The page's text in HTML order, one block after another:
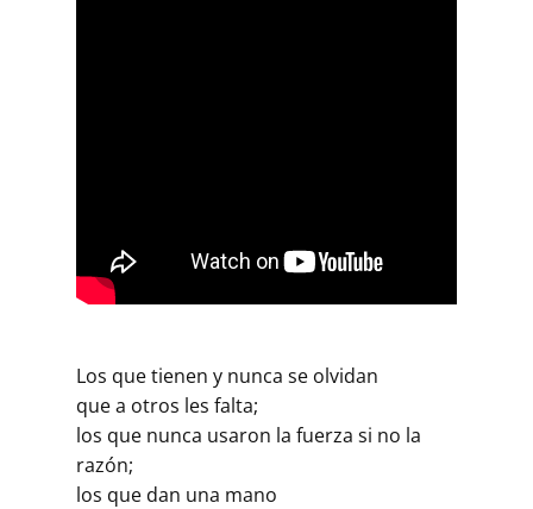
Los que tienen y nunca se olvidan
que a otros les falta;
los que nunca usaron la fuerza si no la
razón;
los que dan una mano